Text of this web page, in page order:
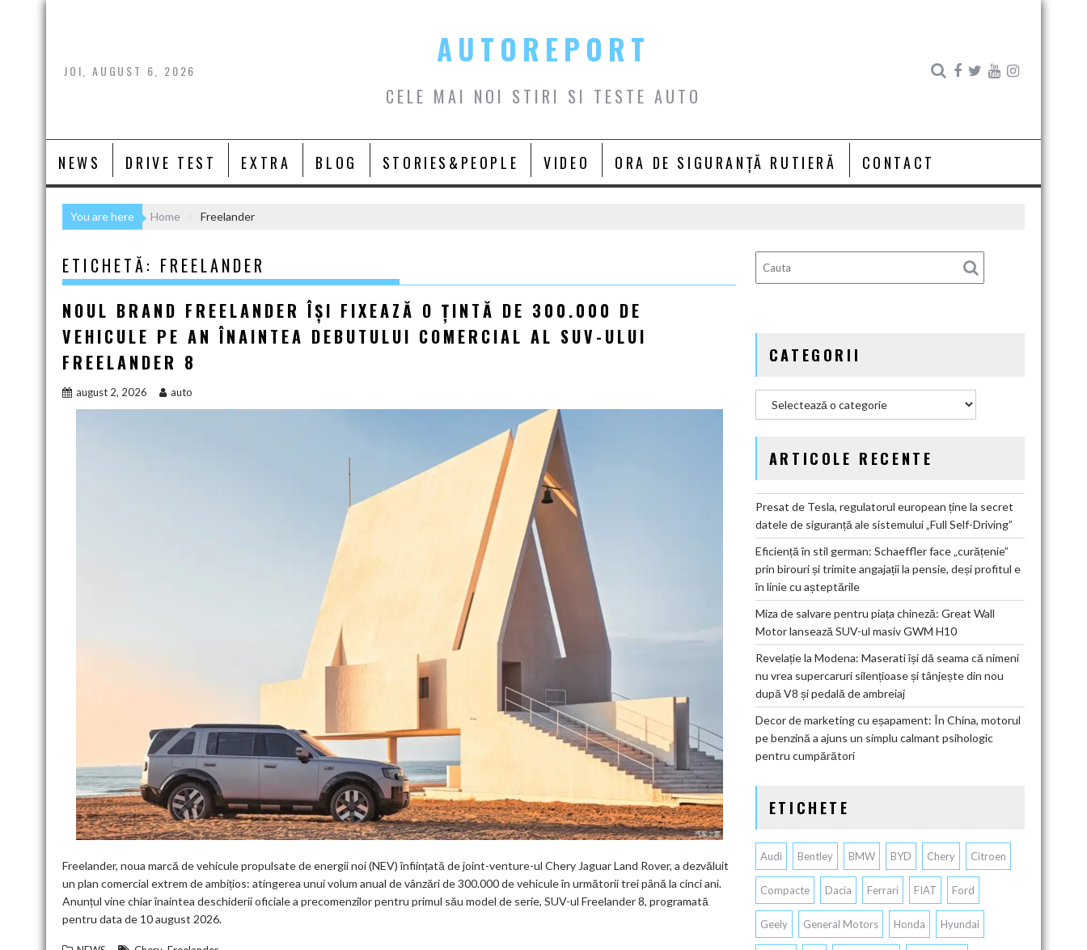
Skip
JOI, AUGUST 6, 2026
AUTOREPORT
CELE MAI NOI STIRI SI TESTE AUTO
NEWS DRIVE TEST EXTRA BLOG STORIES&PEOPLE VIDEO ORA DE SIGURANȚĂ RUTIERĂ CONTACT
You are here Home Freelander
ETICHETĂ: FREELANDER
NOUL BRAND FREELANDER ÎȘI FIXEAZĂ O ȚINTĂ DE 300.000 DE
VEHICULE PE AN ÎNAINTEA DEBUTULUI COMERCIAL AL SUV-ULUI
FREELANDER 8
august 2, 2026 auto
Freelander, noua marcă de vehicule propulsate de energii noi (NEV) înființată de joint-venture-ul Chery Jaguar Land Rover, a dezvăluit
un plan comercial extrem de ambițios: atingerea unui volum anual de vânzări de 300.000 de vehicule în următorii trei până la cinci ani.
Anunțul vine chiar înaintea deschiderii oficiale a precomenzilor pentru primul său model de serie, SUV-ul Freelander 8, programată
pentru data de 10 august 2026.
CATEGORII
ARTICOLE RECENTE
Presat de Tesla, regulatorul european ține la secret
datele de siguranță ale sistemului „Full Self-Driving”
Eficiență în stil german: Schaeffler face „curățenie”
prin birouri și trimite angajații la pensie, deși profitul e
în linie cu așteptările
Miza de salvare pentru piața chineză: Great Wall
Motor lansează SUV-ul masiv GWM H10
Revelație la Modena: Maserati își dă seama că nimeni
nu vrea supercaruri silențioase și tânjește din nou
după V8 și pedală de ambreiaj
Decor de marketing cu eșapament: În China, motorul
pe benzină a ajuns un simplu calmant psihologic
pentru cumpărători
ETICHETE
Audi Bentley BMW BYD Chery Citroen
Compacte Dacia Ferrari FIAT Ford
Geely General Motors Honda Hyundai